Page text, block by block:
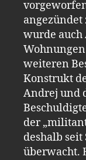
angezündet
wurde auch
weiteren
Konstrukt
Andrej und
der
deshalb seit
überwacht.